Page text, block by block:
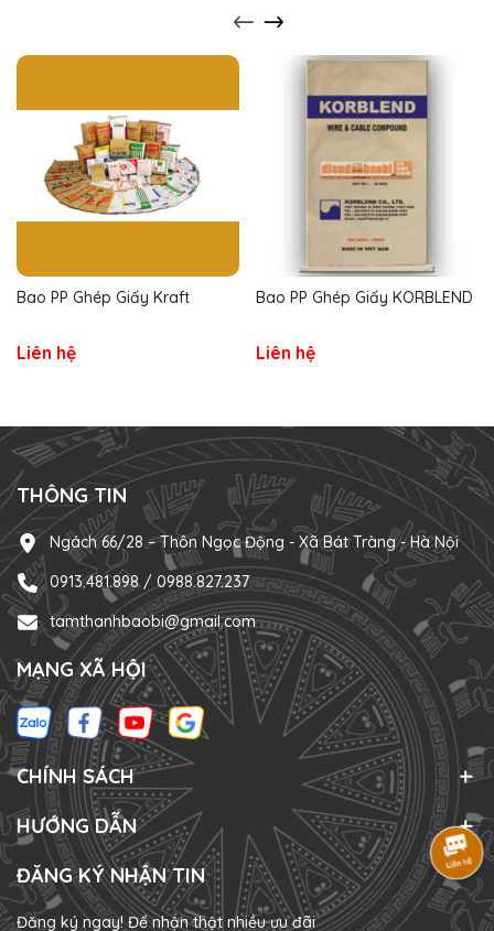
Bao PP Ghép Giấy Kraft
Liên hệ
Bao PP Ghép Giấy KORBLEND
Liên hệ
THÔNG TIN
Ngách 66/28 – Thôn Ngọc Động - Xã Bát Tràng - Hà Nội
0913.481.898 / 0988.827.237
tamthanhbaobi@gmail.com
MẠNG XÃ HỘI
CHÍNH SÁCH
HƯỚNG DẪN
ĐĂNG KÝ NHẬN TIN
Đăng ký ngay! Để nhận thật nhiều ưu đãi